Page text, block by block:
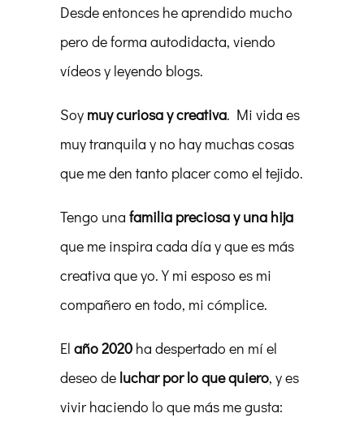
Desde entonces he aprendido mucho
pero de forma autodidacta, viendo
vídeos y leyendo blogs.
Soy muy curiosa y creativa. Mi vida es
muy tranquila y no hay muchas cosas
que me den tanto placer como el tejido.
Tengo una familia preciosa y una hija
que me inspira cada día y que es más
creativa que yo. Y mi esposo es mi
compañero en todo, mi cómplice.
El año 2020 ha despertado en mí el
deseo de luchar por lo que quiero, y es
vivir haciendo lo que más me gusta: